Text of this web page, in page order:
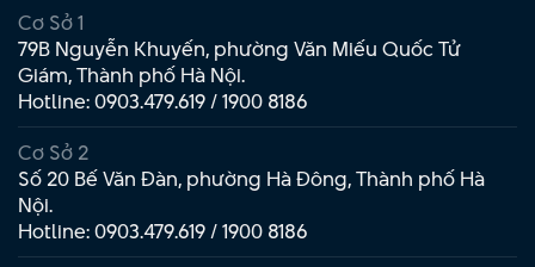
Cơ Sở 1
79B Nguyễn Khuyến, phường Văn Miếu Quốc Tử
Giám, Thành phố Hà Nội.
Hotline:0903.479.619/1900 8186
Cơ Sở 2
Số 20 Bế Văn Đàn, phường Hà Đông, Thành phố Hà
Nội.
Hotline:0903.479.619/1900 8186